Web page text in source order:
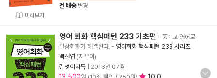
미리보기
전 배송 변경
영어 회화 핵심패턴 233 기초편 - 중학교 영어로
일상회화가 해결된다! - 영어회화 핵심패턴 233 시리즈
백선엽 (지은이)
길벗이지톡
2018년 07월